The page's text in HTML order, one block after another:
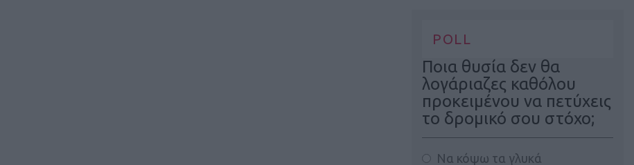
POLL
Ποια θυσία δεν θα
λογάριαζες καθόλου
προκειμένου να πετύχεις
το δρομικό σου στόχο;
Να κόψω τα γλυκά